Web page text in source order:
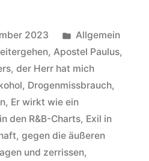
2023
Veröffentlicht
unter
Allgemein
, Apostel Paulus,
, der Herr hat mich
, Drogenmissbrauch,
, Er wirkt wie ein
den R&B-Charts, Exil in
, gegen die äußeren
und zerrissen,